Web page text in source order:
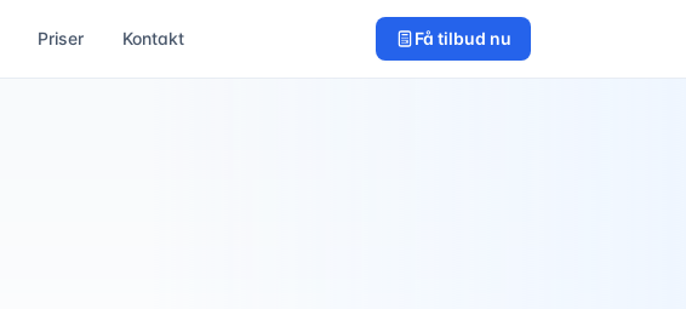
Priser Kontakt Få tilbud nu